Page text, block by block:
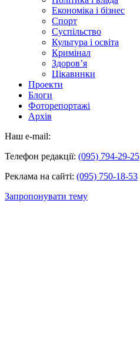
Економіка і бізнес
Спорт
Суспільство
Культура і освіта
Кримінал
Здоров’я
Цікавинки
Проекти
Блоги
Фоторепортажі
Архів
Наш e-mail:
Телефон редакції: (095) 794-29-25
Реклама на сайті: (095) 750-18-53
Запропонувати тему